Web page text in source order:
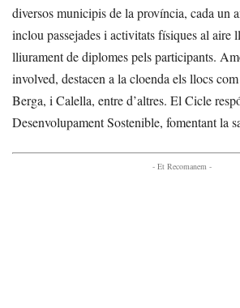
diversos municipis de la província, cada un
inclou passejades i activitats físiques al aire
lliurament de diplomes pels participants.
involved, destacen a la cloenda els llocs
Berga, i Calella, entre d’altres. El Cicle
Desenvolupament Sostenible, fomentant la
- Et Recomanem -